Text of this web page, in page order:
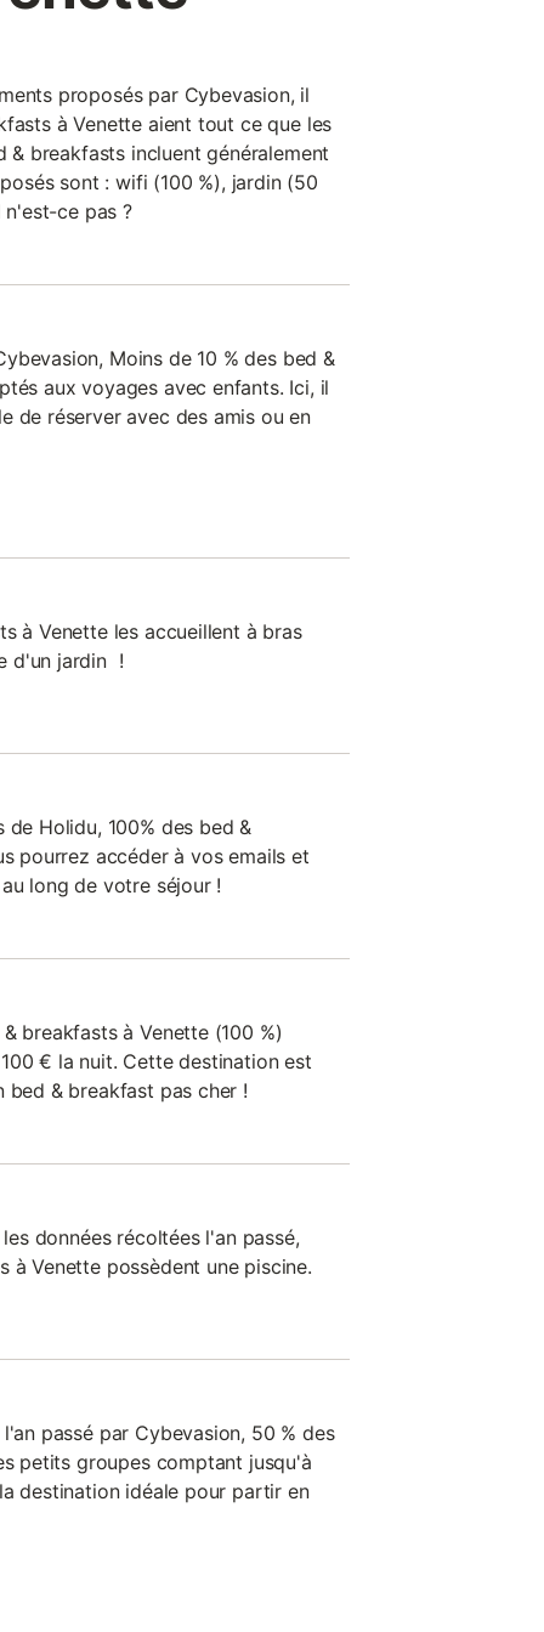
proposés par Cybevasion, il
à Venette aient tout ce que les
& breakfasts incluent généralement
sont : wifi (100 %), jardin (50
n'est-ce pas ?
Moins de 10 % des bed &
aux voyages avec enfants. Ici, il
de réserver avec des amis ou en
à Venette les accueillent à bras
d'un jardin !
de Holidu, 100% des bed &
pourrez accéder à vos emails et
long de votre séjour !
breakfasts à Venette (100 %)
€ la nuit. Cette destination est
& breakfast pas cher !
données récoltées l'an passé,
à Venette possèdent une piscine.
passé par Cybevasion, 50 % des
petits groupes comptant jusqu'à
destination idéale pour partir en